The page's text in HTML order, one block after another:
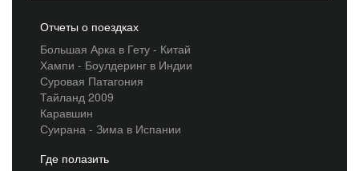
Отчеты о поездках
Большая Арка в Гету - Китай
Хампи - Боулдеринг в Индии
Суровая Патагония
Тайланд 2009
Каравшин
Суирана - Зима в Испании
Где полазить